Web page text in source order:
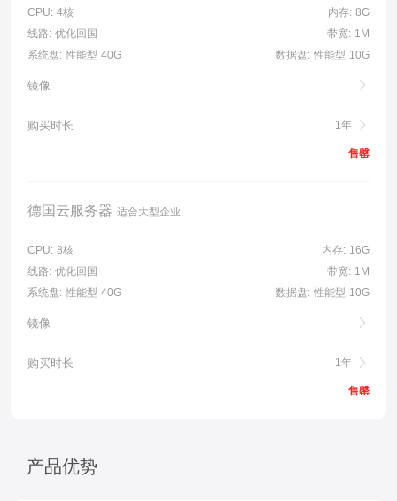
CPU: 4核 内存: 8G
线路: 优化回国 带宽: 1M
系统盘: 性能型 40G 数据盘: 性能型 10G
镜像
购买时长 1年
售罄
德国云服务器 适合大型企业
CPU: 8核 内存: 16G
线路: 优化回国 带宽: 1M
系统盘: 性能型 40G 数据盘: 性能型 10G
镜像
购买时长 1年
售罄
产品优势